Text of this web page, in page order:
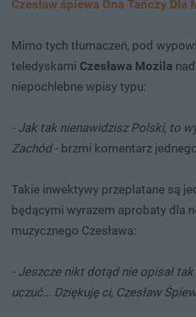
Czesław śpiewa Ona Tańczy Dla
Mimo tych tłumaczeń, pod
teledyskami Czesława Mozila
niepochlebne wpisy typu:
- Jak tak nienawidzisz Polski, to
Zachód- brzmi komentarz
Takie inwektywy przeplatane są
będącymi wyrazem aprobaty dla
muzycznego Czesława:
- Jeszcze nikt dotąd nie opisał
uczuć... Dziękuję ci, Czesław